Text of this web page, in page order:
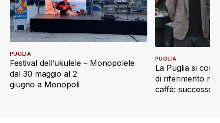
Festival dell’ukulele – Monopolele
dal 30 maggio al 2
giugno a Monopoli
PUGLIA
La Puglia si
di riferimento
caffè: successo
PUGLIA